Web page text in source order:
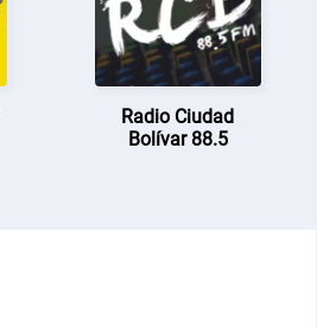
Radio Ciudad
Bolívar 88.5